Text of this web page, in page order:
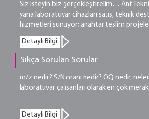
Siz isteyin biz gerçekleştirelim… Ant
yana laboratuvar cihazları satış, teknik
hizmetleri sunuyor; anahtar teslim
Detaylı Bilgi
Sıkça Sorulan Sorular
m/z nedir? S/N oranı nedir? OQ nedir,
laboratuvar çalışanları olarak en çok
Detaylı Bilgi